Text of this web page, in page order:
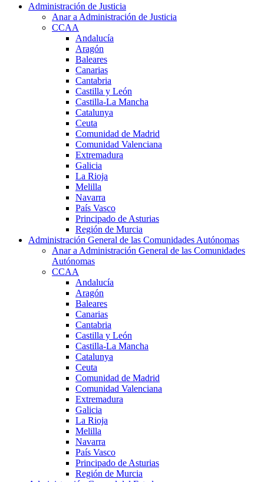
Administración de Justicia
Anar a Administración de Justicia
CCAA
Andalucía
Aragón
Baleares
Canarias
Cantabria
Castilla y León
Castilla-La Mancha
Catalunya
Ceuta
Comunidad de Madrid
Comunidad Valenciana
Extremadura
Galicia
La Rioja
Melilla
Navarra
País Vasco
Principado de Asturias
Región de Murcia
Administración General de las Comunidades Autónomas
Anar a Administración General de las Comunidades
Autónomas
CCAA
Andalucía
Aragón
Baleares
Canarias
Cantabria
Castilla y León
Castilla-La Mancha
Catalunya
Ceuta
Comunidad de Madrid
Comunidad Valenciana
Extremadura
Galicia
La Rioja
Melilla
Navarra
País Vasco
Principado de Asturias
Región de Murcia